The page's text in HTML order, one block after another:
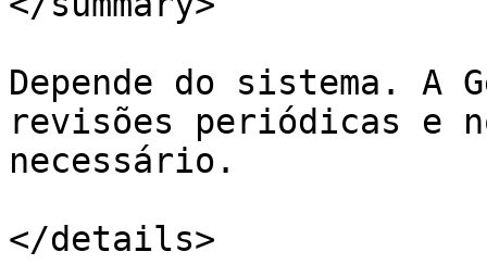
Depende do sistema. A
revisões periódicas e
necessário.
</details>